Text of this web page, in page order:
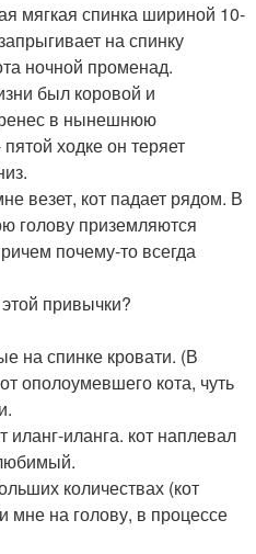
мягкая спинка шириной 10-
на спинку
ночной променад.
был коровой и
в нынешнюю
ходке он теряет
везет, кот падает рядом. В
голову приземляются
почему-то всегда
привычки?
на спинке кровати. (В
ополоумевшего кота, чуть
иланга. кот наплевал
количествах (кот
мне на голову, в процессе